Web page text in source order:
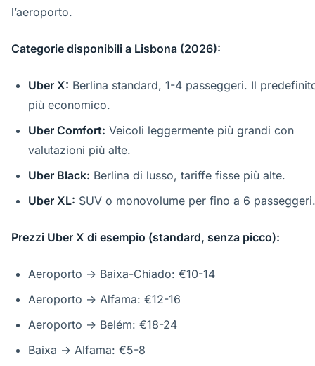
l’aeroporto.
Categorie disponibili a Lisbona (2026):
Uber X: Berlina standard, 1-4 passeggeri. Il
più economico.
Uber Comfort: Veicoli leggermente più grandi con
valutazioni più alte.
Uber Black: Berlina di lusso, tariffe fisse più alte.
Uber XL: SUV o monovolume per fino a 6 passeggeri.
Prezzi Uber X di esempio (standard, senza picco):
Aeroporto → Baixa-Chiado: €10-14
Aeroporto → Alfama: €12-16
Aeroporto → Belém: €18-24
Baixa → Alfama: €5-8